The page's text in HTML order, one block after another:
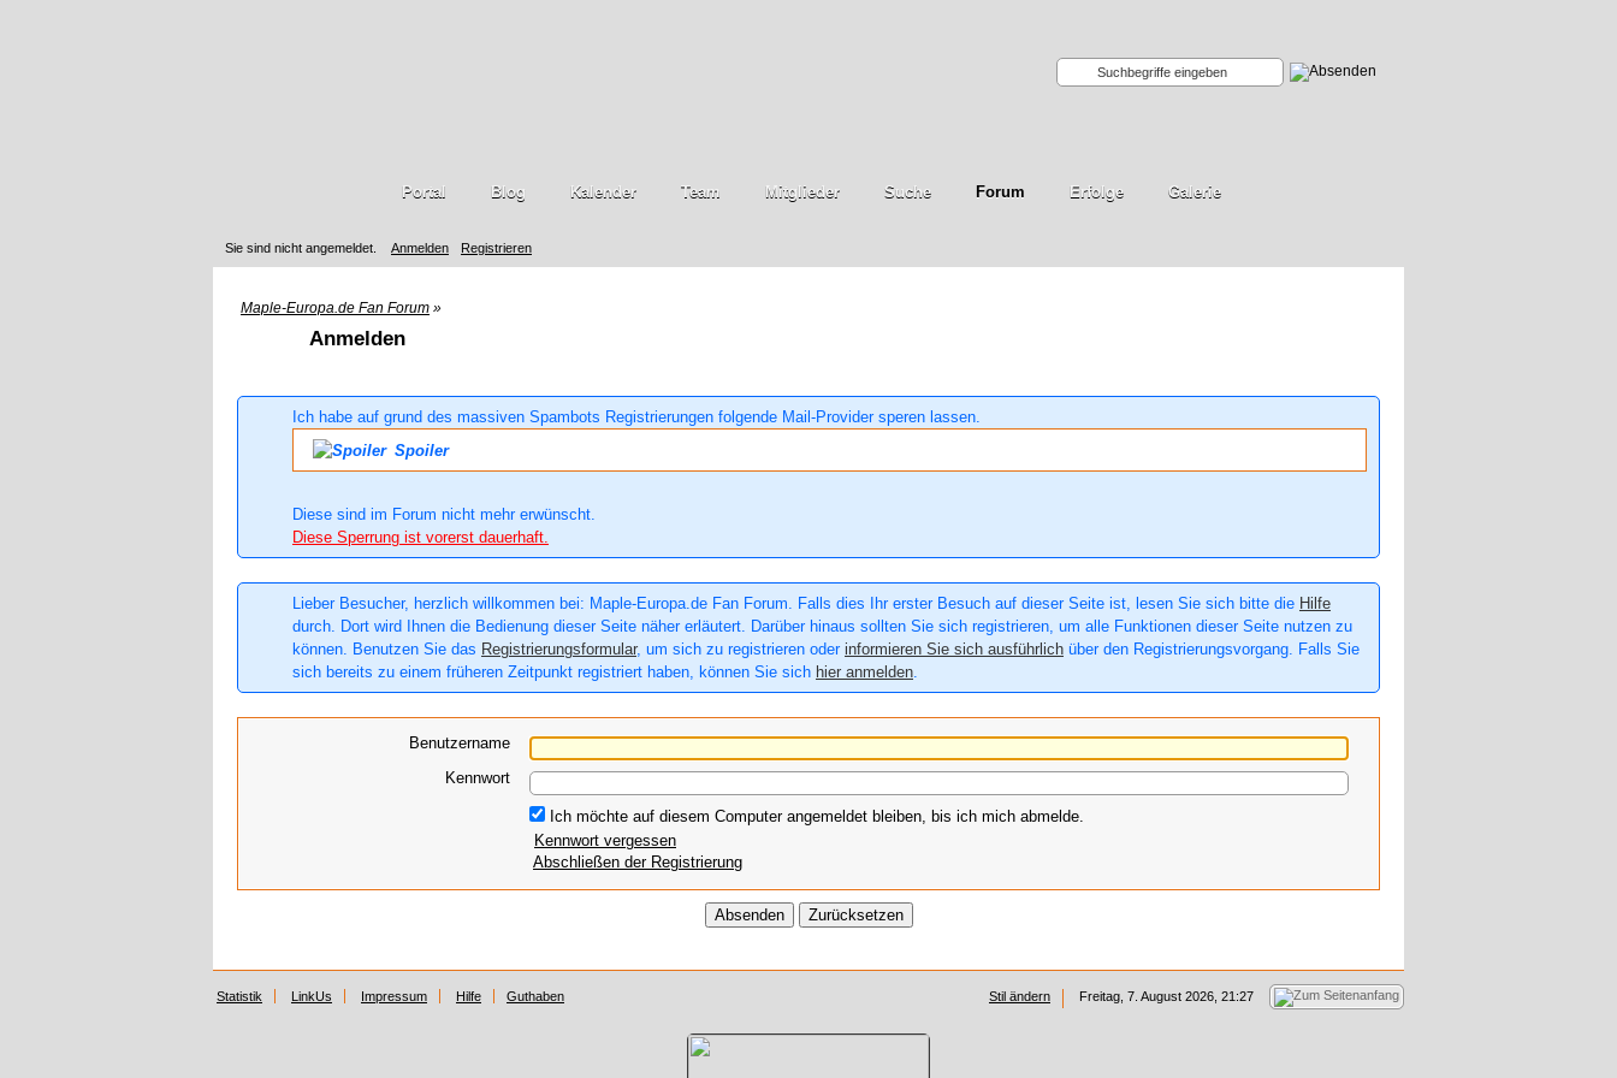
Sie sind nicht angemeldet. Anmelden Registrieren
Portal Blog Kalender Team Mitglieder Suche Forum Erfolge Galerie
Maple-Europa.de Fan Forum »
Anmelden
Ich habe auf grund des massiven Spambots Registrierungen folgende Mail-Provider speren lassen.
Spoiler
Diese sind im Forum nicht mehr erwünscht.
Diese Sperrung ist vorerst dauerhaft.
Lieber Besucher, herzlich willkommen bei: Maple-Europa.de Fan Forum. Falls dies Ihr erster Besuch auf dieser Seite ist, lesen Sie sich bitte die Hilfe
durch. Dort wird Ihnen die Bedienung dieser Seite näher erläutert. Darüber hinaus sollten Sie sich registrieren, um alle Funktionen dieser Seite nutzen zu
können. Benutzen Sie das Registrierungsformular, um sich zu registrieren oder informieren Sie sich ausführlich über den Registrierungsvorgang. Falls Sie
sich bereits zu einem früheren Zeitpunkt registriert haben, können Sie sich hier anmelden.
Benutzername
Kennwort
Ich möchte auf diesem Computer angemeldet bleiben, bis ich mich abmelde.
Kennwort vergessen
Abschließen der Registrierung
Statistik LinkUs Impressum Hilfe Guthaben Stil ändern Freitag, 7. August 2026, 21:27